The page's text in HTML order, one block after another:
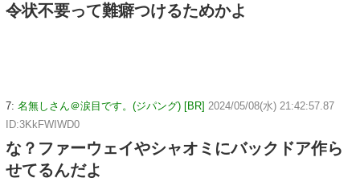
令状不要って難癖つけるためかよ
7: 名無しさん＠涙目です。(ジパング) [BR] 2024/05/08(水) 21:42:57.87
ID:3KkFWIWD0
な？ファーウェイやシャオミにバックドア作ら
せてるんだよ